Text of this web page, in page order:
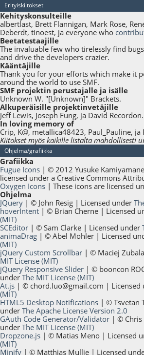
Erityiskiitokset
Kehityskonsulteille
albertlast, Brett Flannigan, Mark Rose,
Deberdt, tinoest, ja everyone who
Beetatestaajille
The invaluable few who tirelessly find
and drive the developers crazier.
Kääntäjille
Thank you for your efforts which make it
around the world to use SMF.
SMF projektin perustajalle ja isälle
Unknown W. "[Unknown]" Brackets.
Alkuperäisille projektinvetäjille
Jeff Lewis, Joseph Fung, ja David Recordon.
In loving memory of
Crip, K@, metallica48423, Paul_Pauline, ja
Kiitokset myös kaikille listalta mahdollisesti
Ohjelma/grafiikka
Grafiikka
Fugue Icons | © 2012 Yusuke
licensed under a Creative Commons
Oxygen Icons | These icons are licensed
Ohjelma
JQuery | © John Resig | Licensed under
hoverIntent | © Brian Cherne | Licensed
(MIT)
SCEditor | © Sam Clarke | Licensed under
animaDrag | © Abel Mohler | Licensed
(MIT)
jQuery Custom Scrollbar | © Maciej
MIT License (MIT)
jQuery Responsive Slider | © booncon
under The MIT License (MIT)
At.js | © chord.luo@gmail.com | Licensed
(MIT)
HTML5 Desktop Notifications | © Tsvetan
under The Apache License Version 2.0
GAuth Code Generator/Validator | © Chris
under The MIT License (MIT)
Dropzone.js | © Matias Meno | Licensed
(MIT)
Minify | © Matthias Mullie | Licensed